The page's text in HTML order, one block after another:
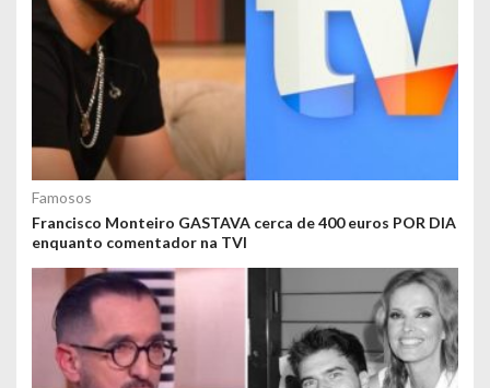
Famosos
Francisco Monteiro GASTAVA cerca de 400 euros POR DIA
enquanto comentador na TVI